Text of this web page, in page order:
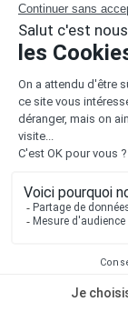
Il faut
pour la maison.
faut prendre
proposée par le
taxes éventuelles
Quant auxfrais
Lorsque vous
nécessaire de
souvent